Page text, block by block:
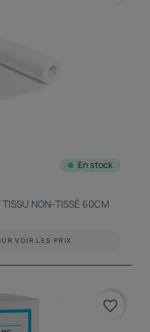
En stock
TISSU NON-TISSÉ 60CM
VOIR LES PRIX
favorite_border